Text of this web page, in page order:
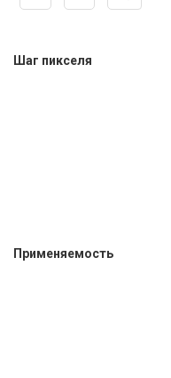
Шаг пикселя
Применяемость